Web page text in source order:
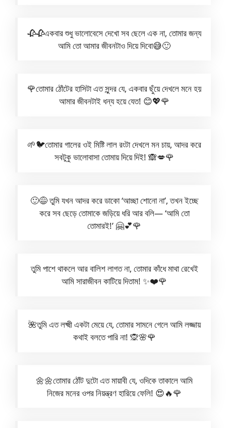
🥀🥀একবার শুধু ভালোবেসে দেখো সব ছেলে এক না, তোমার জন্য
আমি তো আমার জীবনটাও দিয়ে দিবো😅🙂
🌹তোমার ঠোঁটের হাসিটা এত সুন্দর যে, একবার ছুঁয়ে দেখলে মনে হয়
আমার জীবনটাই ধন্য হয়ে যেত! 😊💖🌹
🌱🐦তোমার গালের ওই মিষ্টি লাল রংটা দেখলে মন চায়, আদর করে
সবটুকু ভালোবাসা তোমায় দিয়ে দিই! 🙈💋🌹
🙂😅 তুমি যখন আদর করে ডাকো ‘আচ্ছা শোনো না’, তখন ইচ্ছে
করে সব ছেড়ে তোমাকে জড়িয়ে ধরি আর বলি— ‘আমি তো
তোমারই!’ 🤗💕🌹
তুমি পাশে থাকলে আর বালিশ লাগত না, তোমার কাঁধে মাথা রেখেই
আমি সারাজীবন কাটিয়ে দিতাম! ✨❤️🌹
🌺তুমি এত লক্ষ্মী একটা মেয়ে যে, তোমার সামনে গেলে আমি লজ্জায়
কথাই বলতে পারি না! 🙊🌸🌹
🌼🌼তোমার ঠোঁট দুটো এত মায়াবী যে, ওদিকে তাকালে আমি
নিজের মনের ওপর নিয়ন্ত্রণ হারিয়ে ফেলি! 😍🔥🌹